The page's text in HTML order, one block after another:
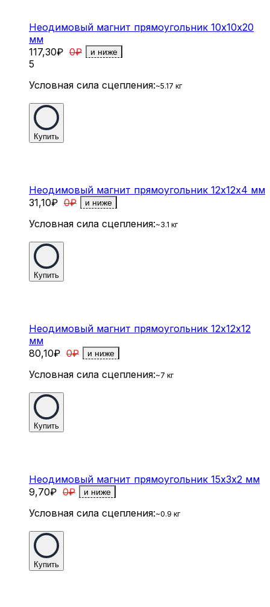
Неодимовый магнит прямоугольник 10х10х20
мм
117,30₽ 0₽ и ниже
5
Условная сила сцепления:~5.17 кг
Купить
Неодимовый магнит прямоугольник 12х12х4 мм
31,10₽ 0₽ и ниже
Условная сила сцепления:~3.1 кг
Купить
Неодимовый магнит прямоугольник 12х12х12
мм
80,10₽ 0₽ и ниже
Условная сила сцепления:~7 кг
Купить
Неодимовый магнит прямоугольник 15х3х2 мм
9,70₽ 0₽ и ниже
Условная сила сцепления:~0.9 кг
Купить